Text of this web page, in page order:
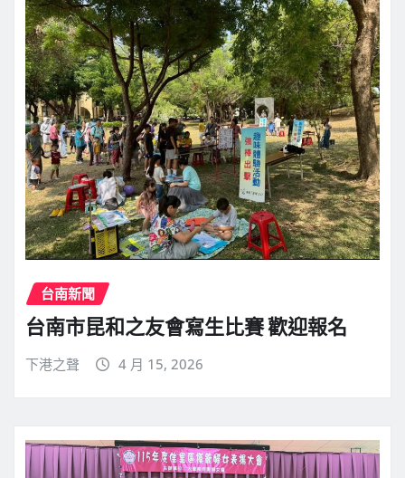
台南新聞
台南市昆和之友會寫生比賽 歡迎報名
下港之聲 4 月 15, 2026